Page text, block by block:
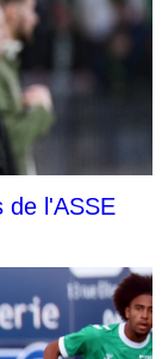
de l'ASSE